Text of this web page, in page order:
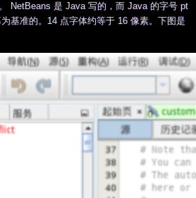
NetBeans 是 Java 写的，而 Java 的字号 pt
基准的。14 点字体约等于 16 像素。下图是